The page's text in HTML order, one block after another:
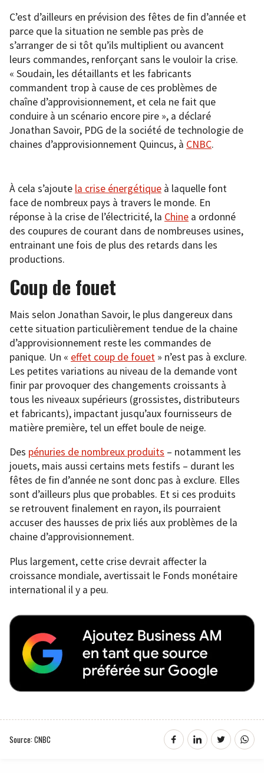
C’est d’ailleurs en prévision des fêtes de fin d’année et
parce que la situation ne semble pas près de
s’arranger de si tôt qu’ils multiplient ou avancent
leurs commandes, renforçant sans le vouloir la crise.
« Soudain, les détaillants et les fabricants
commandent trop à cause de ces problèmes de
chaîne d’approvisionnement, et cela ne fait que
conduire à un scénario encore pire », a déclaré
Jonathan Savoir, PDG de la société de technologie de
chaines d’approvisionnement Quincus, à CNBC.
À cela s’ajoute la crise énergétique à laquelle font
face de nombreux pays à travers le monde. En
réponse à la crise de l’électricité, la Chine a ordonné
des coupures de courant dans de nombreuses usines,
entrainant une fois de plus des retards dans les
productions.
Coup de fouet
Mais selon Jonathan Savoir, le plus dangereux dans
cette situation particulièrement tendue de la chaine
d’approvisionnement reste les commandes de
panique. Un « effet coup de fouet » n’est pas à exclure.
Les petites variations au niveau de la demande vont
finir par provoquer des changements croissants à
tous les niveaux supérieurs (grossistes, distributeurs
et fabricants), impactant jusqu’aux fournisseurs de
matière première, tel un effet boule de neige.
Des pénuries de nombreux produits – notamment les
jouets, mais aussi certains mets festifs – durant les
fêtes de fin d’année ne sont donc pas à exclure. Elles
sont d’ailleurs plus que probables. Et si ces produits
se retrouvent finalement en rayon, ils pourraient
accuser des hausses de prix liés aux problèmes de la
chaine d’approvisionnement.
Plus largement, cette crise devrait affecter la
croissance mondiale, avertissait le Fonds monétaire
international il y a peu.
Source: CNBC